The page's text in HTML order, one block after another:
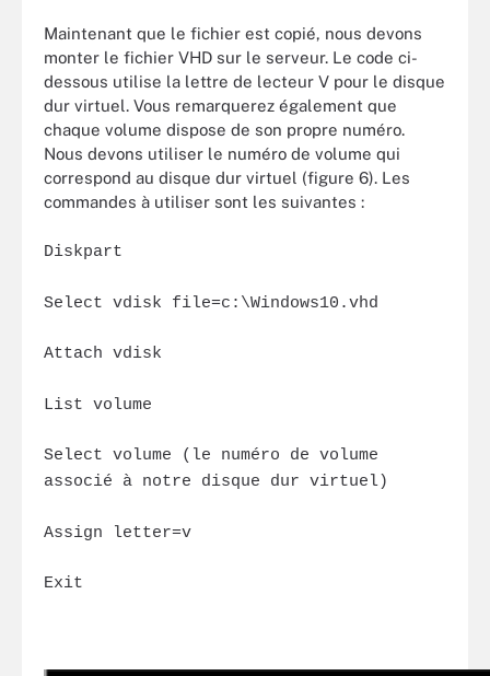
Maintenant que le fichier est copié, nous devons
monter le fichier VHD sur le serveur. Le code ci-
dessous utilise la lettre de lecteur V pour le disque
dur virtuel. Vous remarquerez également que
chaque volume dispose de son propre numéro.
Nous devons utiliser le numéro de volume qui
correspond au disque dur virtuel (figure 6). Les
commandes à utiliser sont les suivantes :
Diskpart
Select vdisk file=c:\Windows10.vhd
Attach vdisk
List volume
Select volume (le numéro de volume
associé à notre disque dur virtuel)
Assign letter=v
Exit